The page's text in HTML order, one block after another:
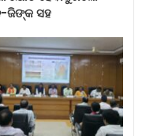
ହେବ, ଦୁର୍ଘଟଣା
କୌଣସି ମହିଳା ଅବା
ତଳେ ନବଜାତକକୁ
ଶେଯ ଅଲଗା ଅଲଗା
ଜିଙ୍କ ସହ